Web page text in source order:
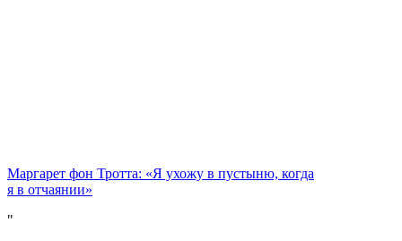
Маргарет фон Тротта: «Я ухожу в пустыню, когда
я в отчаянии»